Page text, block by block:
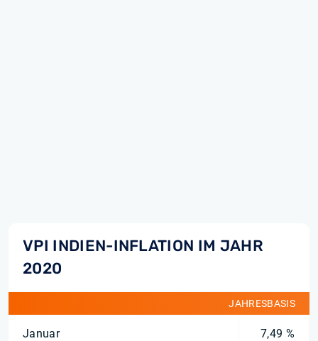
VPI INDIEN-INFLATION IM JAHR
2020
JAHRESBASIS
Januar 7,49 %